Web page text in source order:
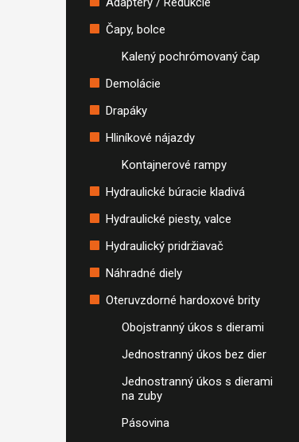
Čapy, bolce
Kalený pochrómovaný čap
Demolácie
Drapáky
Hliníkové nájazdy
Kontajnerové rampy
Hydraulické búracie kladivá
Hydraulické piesty, valce
Hydraulický pridržiavač
Náhradné diely
Oteruvzdorné hardoxové brity
Obojstranný úkos s dierami
Jednostranný úkos bez dier
Jednostranný úkos s dierami
na zuby
Pásovina